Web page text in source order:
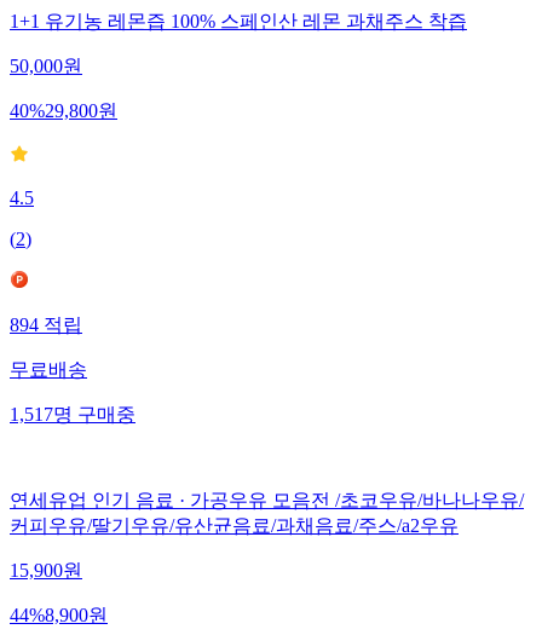
1+1 유기농 레몬즙 100% 스페인산 레몬 과채주스 착즙
50,000원
40%29,800원
4.5
(2)
894적립
무료배송
1,517명구매중
연세유업 인기 음료 · 가공우유 모음전 /초코우유/바나나우유/
커피우유/딸기우유/유산균음료/과채음료/주스/a2우유
15,900원
44%8,900원